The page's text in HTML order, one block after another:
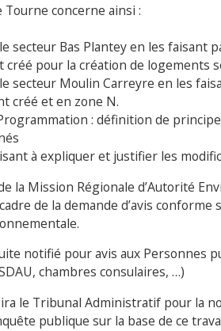
Tourne concerne ainsi :
secteur Bas Plantey en les faisant
pour la création de logements
secteur Moulin Carreyre en les
créé et en zone N.
: définition de
à expliquer et justifier les
la Mission Régionale d’Autorité
de la demande d’avis conforme
notifié pour avis aux Personnes
chambres consulaires, …)
le Tribunal Administratif pour la
publique sur la base de ce